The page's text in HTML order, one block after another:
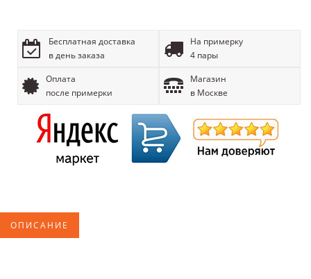
Бесплатная доставка
в день заказа
На примерку
4 пары
Оплата
после примерки
Магазин
в Москве
ОПИСАНИЕ